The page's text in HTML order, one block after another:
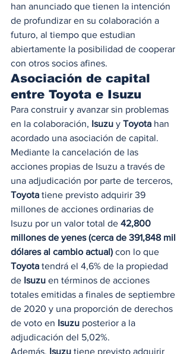
han anunciado que tienen la intención
de profundizar en su colaboración a
futuro, al tiempo que estudian
abiertamente la posibilidad de cooperar
con otros socios afines.
Asociación de capital
entre Toyota e Isuzu
Para construir y avanzar sin problemas
en la colaboración, Isuzu y Toyota han
acordado una asociación de capital.
Mediante la cancelación de las
acciones propias de Isuzu a través de
una adjudicación por parte de terceros,
Toyota tiene previsto adquirir 39
millones de acciones ordinarias de
Isuzu por un valor total de 42,800
millones de yenes (cerca de 391,848 mil
dólares al cambio actual) con lo que
Toyota tendrá el 4,6% de la propiedad
de Isuzu en términos de acciones
totales emitidas a finales de septiembre
de 2020 y una proporción de derechos
de voto en Isuzu posterior a la
adjudicación del 5,02%.
Además, Isuzu tiene previsto adquirir